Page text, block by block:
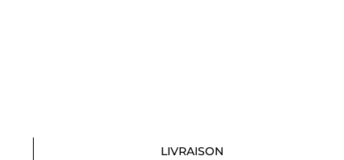
LIVRAISON